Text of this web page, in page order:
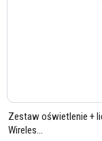
Zestaw oświetlenie +
Wireles...